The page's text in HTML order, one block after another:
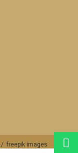
/ freepik images